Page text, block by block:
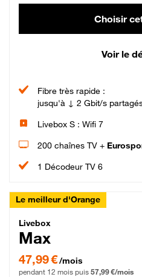
Choisir
Voir le
Fibre très rapide :
jusqu'à ↓ 2 Gbit/s
Livebox S : Wifi 7
200 chaînes TV +
1 Décodeur TV 6
Le meilleur d'Orange
Livebox Max Fibre
Livebox
Max
47,99 € par mois pendant 12 mois
47,99 €/mois
pendant 12 mois puis 57,99 €/mois